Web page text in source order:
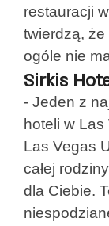
restauracji
twierdzą,
ogóle nie
Sirkis
- Jeden z
hoteli w
Las Vegas
całej
dla Ciebie.